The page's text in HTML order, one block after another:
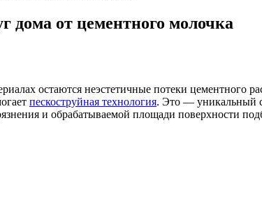
дома от цементного молочка
остаются неэстетичные потеки цементного
пескоструйная технология. Это — уникальный
и обрабатываемой площади поверхности